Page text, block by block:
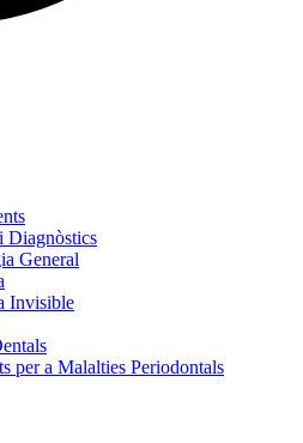
Diagnòstics
General
Invisible
per a Malalties Periodontals